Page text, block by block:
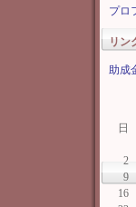
プロ
リン
助成
日
2
9
16